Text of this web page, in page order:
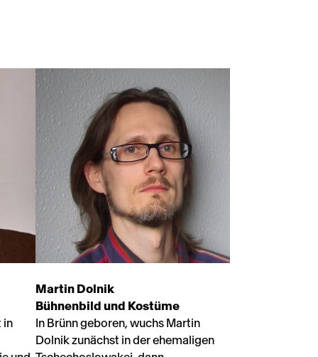
in
Martin Dolnik
Bühnenbild und Kostüme
In Brünn geboren, wuchs Martin
Dolnik zunächst in der ehemaligen